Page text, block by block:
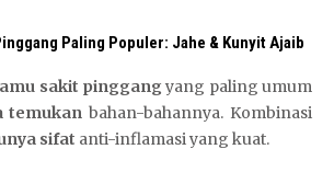
Paling Populer: Jahe & Kunyit Ajaib
sakit pinggang yang paling umum
temukan bahan-bahannya. Kombinasi
sifat anti-inflamasi yang kuat.